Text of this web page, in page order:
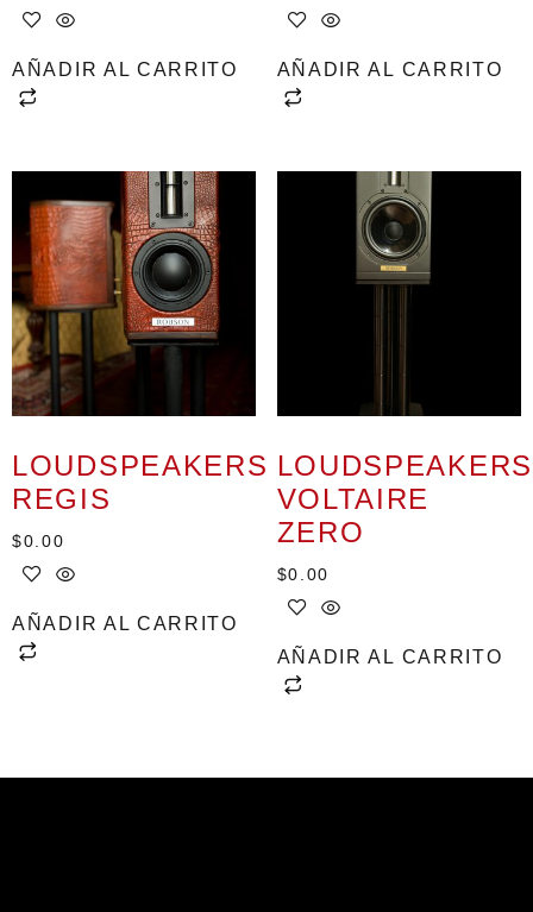
AÑADIR AL CARRITO AÑADIR AL CARRITO
LOUDSPEAKERS
REGIS
$0.00
AÑADIR AL CARRITO
LOUDSPEAKERS
VOLTAIRE
ZERO
$0.00
AÑADIR AL CARRITO